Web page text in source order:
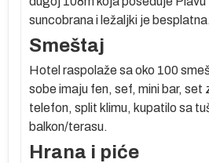
suncobrana i ležaljki je besplatna.
Smeštaj
Hotel raspolaže sa oko 100
sobe imaju fen, sef, mini bar, set
telefon, split klimu, kupatilo sa
balkon/terasu.
Hrana i piće